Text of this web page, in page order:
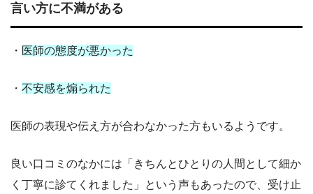
言い方に不満がある
・ 医師の態度が悪かった
・ 不安感を煽られた
医師の表現や伝え方が合わなかった方もいるようです。
良い口コミのなかには「きちんとひとりの人間として細か
く丁寧に診てくれました」という声もあったので、受け止